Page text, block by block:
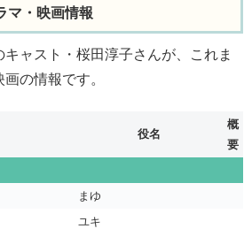
マ・映画情報
ャスト・桜田淳子さんが、これま
の情報です。
役名
概
要
まゆ
ユキ